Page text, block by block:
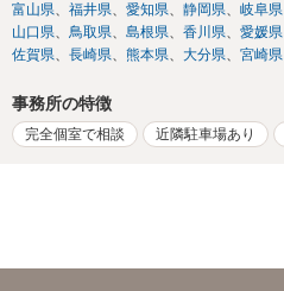
富山県
福井県 愛知県 静岡県 岐阜県
山口県
鳥取県 島根県 香川県 愛媛県
佐賀県
長崎県 熊本県 大分県 宮崎県
事務所の特徴
完全個室で相談 近隣駐車場あり